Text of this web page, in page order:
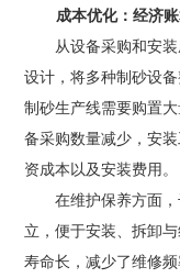
成本优化：经济
从设备采购和安
设计，将多种制砂设
制砂生产线需要购置
备采购数量减少，安
资成本以及安装费用。
在维护保养方面
立，便于安装、拆卸
寿命长，减少了维修